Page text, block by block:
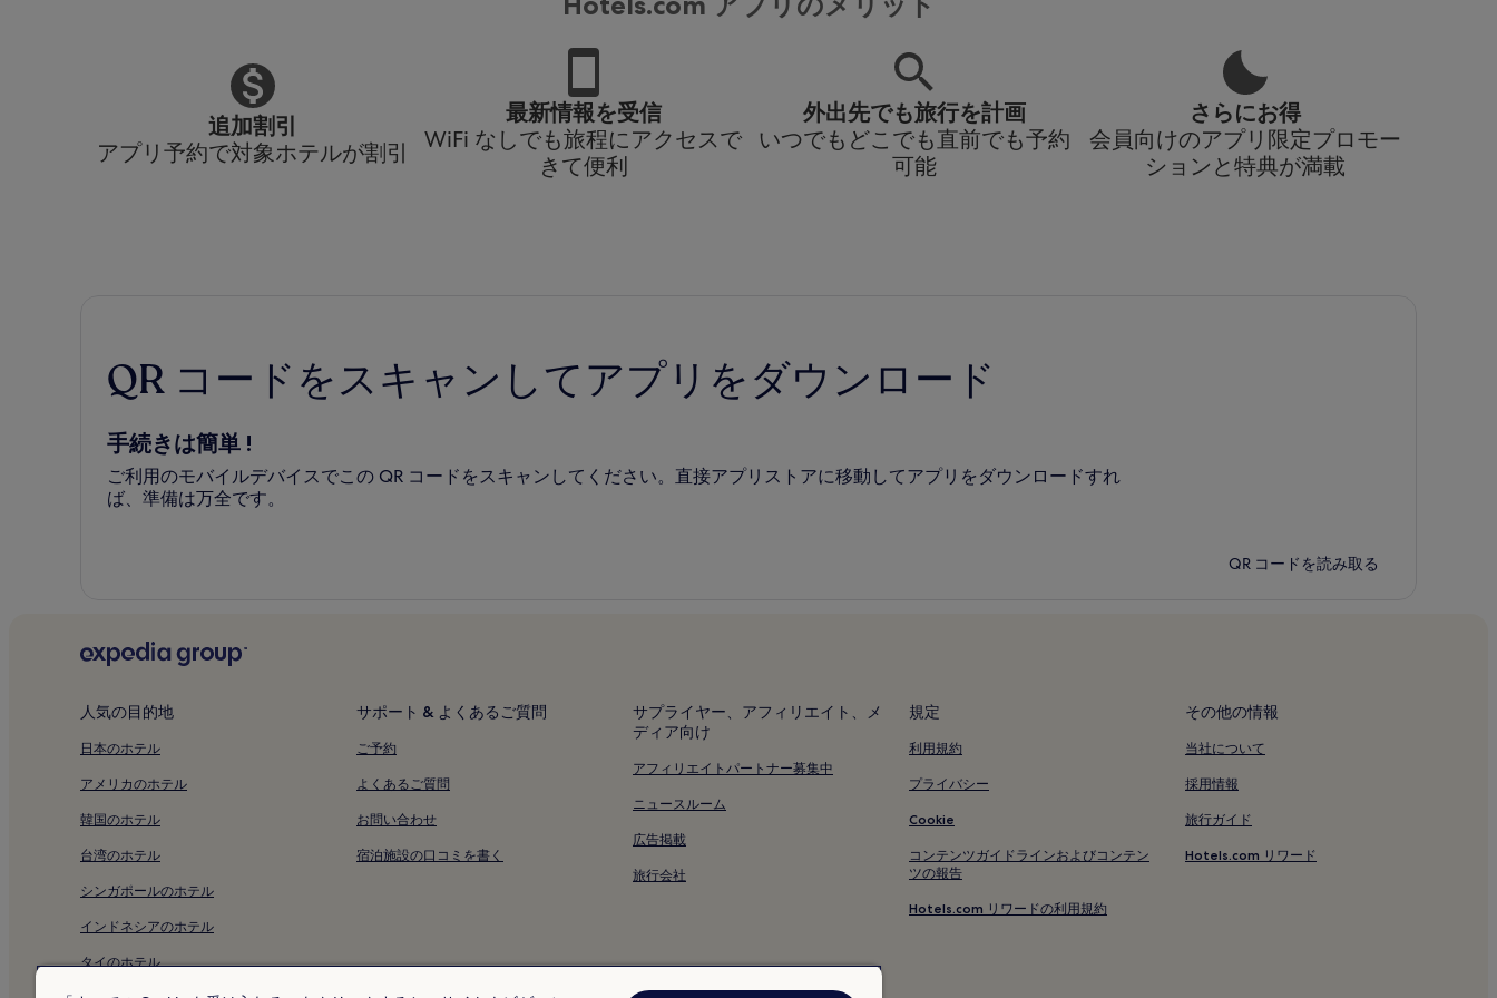
追加割引
アプリ予約で対象ホテルが割引
最新情報を受信
WiFi なしでも旅程にアクセスで
きて便利
外出先でも旅行を計画
いつでもどこでも直前でも予約
可能
さらにお得
会員向けのアプリ限定プロモー
ションと特典が満載
QR コードをスキャンしてアプリをダウンロード
手続きは簡単 !
ご利用のモバイルデバイスでこの QR コードをスキャンしてください。直接アプリストアに移動してアプリをダウンロードすれ
ば、準備は万全です。
QR コードを読み取る
人気の目的地
日本のホテル
アメリカのホテル
韓国のホテル
台湾のホテル
シンガポールのホテル
インドネシアのホテル
タイのホテル
サポート & よくあるご質問
ご予約
よくあるご質問
お問い合わせ
宿泊施設の口コミを書く
サプライヤー、アフィリエイト、メ
ディア向け
アフィリエイトパートナー募集中
ニュースルーム
広告掲載
旅行会社
規定
利用規約
プライバシー
Cookie
コンテンツガイドラインおよびコンテン
ツの報告
Hotels.com リワードの利用規約
その他の情報
当社について
採用情報
旅行ガイド
Hotels.com リワード